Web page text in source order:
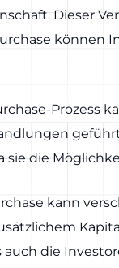
Dieser
können
Prozess
sie die
kann
die